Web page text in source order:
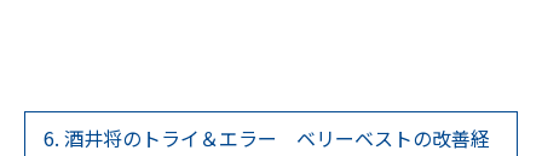
6. 酒井将のトライ＆エラー ベリーベストの改善経